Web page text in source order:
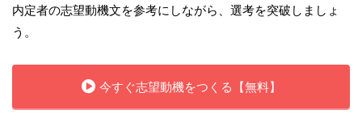
内定者の志望動機文を参考にしながら、選考を突破しましょ
う。
今すぐ志望動機をつくる【無料】